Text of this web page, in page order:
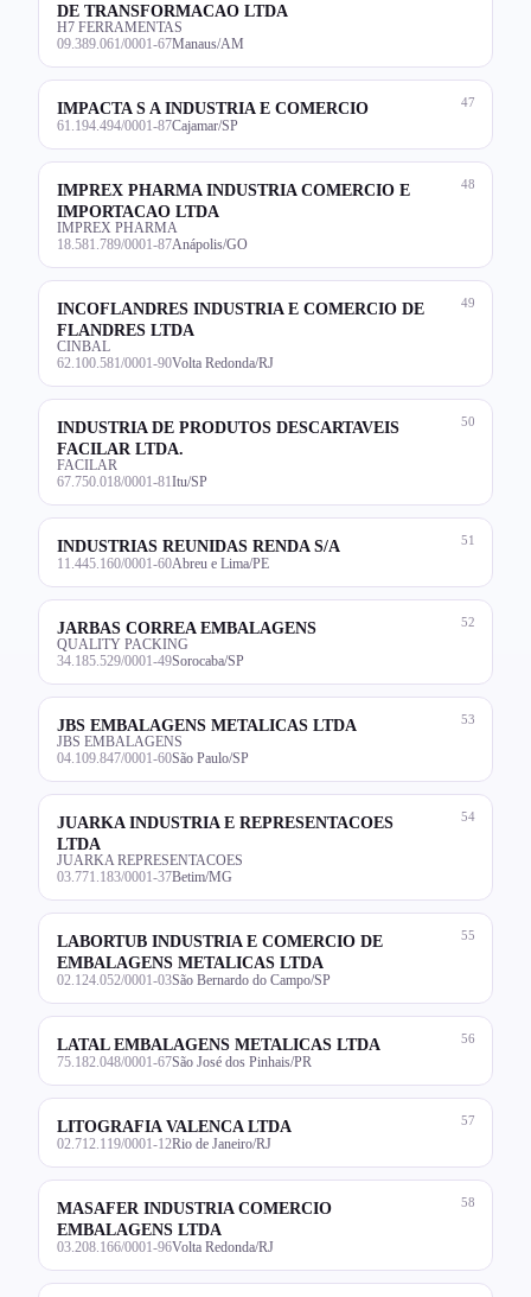
DE TRANSFORMACAO LTDA
H7 FERRAMENTAS
09.389.061/0001-67Manaus/AM
47
IMPACTA S A INDUSTRIA E COMERCIO
61.194.494/0001-87Cajamar/SP
48
IMPREX PHARMA INDUSTRIA COMERCIO E
IMPORTACAO LTDA
IMPREX PHARMA
18.581.789/0001-87Anápolis/GO
49
INCOFLANDRES INDUSTRIA E COMERCIO DE
FLANDRES LTDA
CINBAL
62.100.581/0001-90Volta Redonda/RJ
50
INDUSTRIA DE PRODUTOS DESCARTAVEIS
FACILAR LTDA.
FACILAR
67.750.018/0001-81 Itu/SP
51
INDUSTRIAS REUNIDAS RENDA S/A
11.445.160/0001-60Abreu e Lima/PE
52
JARBAS CORREA EMBALAGENS
QUALITY PACKING
34.185.529/0001-49Sorocaba/SP
53
JBS EMBALAGENS METALICAS LTDA
JBS EMBALAGENS
04.109.847/0001-60São Paulo/SP
54
JUARKA INDUSTRIA E REPRESENTACOES
LTDA
JUARKA REPRESENTACOES
03.771.183/0001-37Betim/MG
55
LABORTUB INDUSTRIA E COMERCIO DE
EMBALAGENS METALICAS LTDA
02.124.052/0001-03São Bernardo do Campo/SP
56
LATAL EMBALAGENS METALICAS LTDA
75.182.048/0001-67São José dos Pinhais/PR
57
LITOGRAFIA VALENCA LTDA
02.712.119/0001-12Rio de Janeiro/RJ
58
MASAFER INDUSTRIA COMERCIO
EMBALAGENS LTDA
03.208.166/0001-96Volta Redonda/RJ